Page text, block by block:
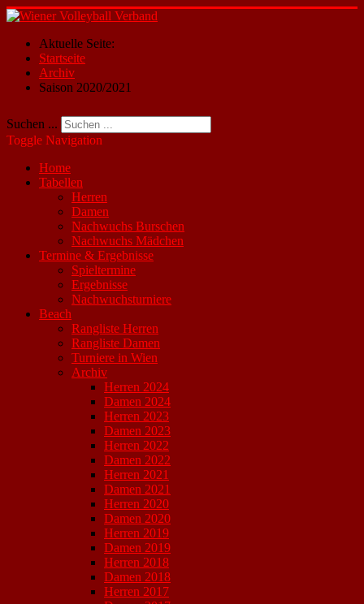
Aktuelle Seite:
Startseite
Archiv
Saison 2020/2021
Suchen ...
Toggle Navigation
Home
Tabellen
Herren
Damen
Nachwuchs Burschen
Nachwuchs Mädchen
Termine & Ergebnisse
Spieltermine
Ergebnisse
Nachwuchsturniere
Beach
Rangliste Herren
Rangliste Damen
Turniere in Wien
Archiv
Herren 2024
Damen 2024
Herren 2023
Damen 2023
Herren 2022
Damen 2022
Herren 2021
Damen 2021
Herren 2020
Damen 2020
Herren 2019
Damen 2019
Herren 2018
Damen 2018
Herren 2017